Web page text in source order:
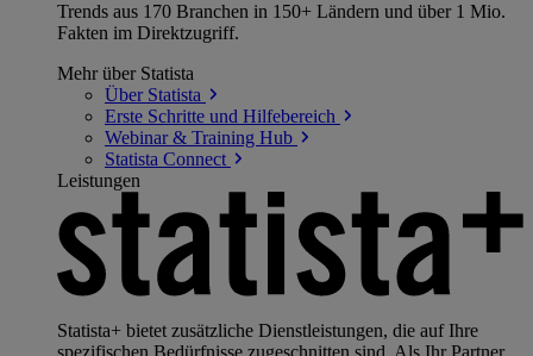
Trends aus 170 Branchen in 150+ Ländern und über 1 Mio.
Fakten im Direktzugriff.
Mehr über Statista
Über Statista
Erste Schritte und Hilfebereich
Webinar & Training Hub
Statista Connect
Leistungen
Statista+ bietet zusätzliche Dienstleistungen, die auf Ihre
spezifischen Bedürfnisse zugeschnitten sind. Als Ihr Partner